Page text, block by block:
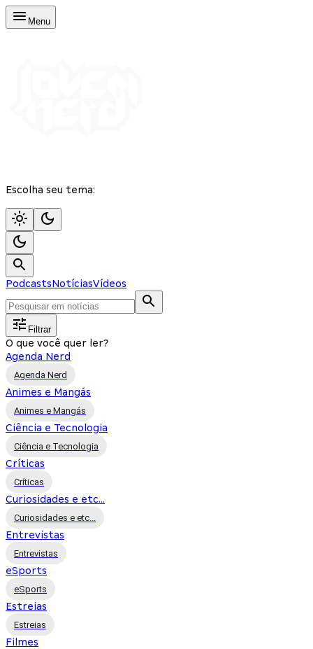
Menu
Escolha seu tema:
PodcastsNotíciasVídeos
Filtrar
O que você quer ler?
Agenda Nerd
Agenda Nerd
Animes e Mangás
Animes e Mangás
Ciência e Tecnologia
Ciência e Tecnologia
Críticas
Críticas
Curiosidades e etc...
Curiosidades e etc...
Entrevistas
Entrevistas
eSports
eSports
Estreias
Estreias
Filmes